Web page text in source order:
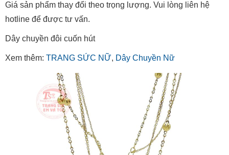
Giá sản phẩm thay đổi theo trọng lượng. Vui lòng liên hệ
hotline để được tư vấn.
Dây chuyền đôi cuốn hút
Xem thêm: TRANG SỨC NỮ, Dây Chuyền Nữ